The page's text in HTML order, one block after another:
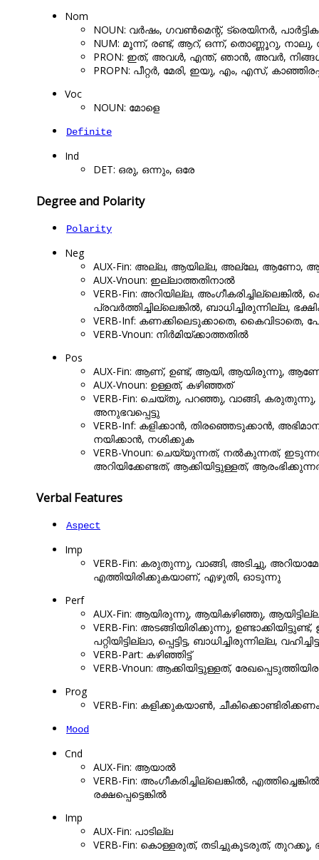
Nom
NOUN: വർഷം, ഗവൺമെന്റ്, ട്രെയിനർ,
NUM: മൂന്ന്, രണ്ട്, ആറ്, ഒന്ന്, തൊണ്ണൂറു,
PRON: ഇത്, അവൾ, എന്ത്, ഞാൻ, അവർ,
PROPN: പീറ്റർ, മേരി, ഇയു, എം, എസ്,
Voc
NOUN: മോളെ
Definite
Ind
DET: ഒരു, ഒന്നും, ഒരേ
Degree and Polarity
Polarity
Neg
AUX-Fin: അല്ല, ആയില്ല, അല്ലേ, ആണോ,
AUX-Vnoun: ഇല്ലാത്തതിനാൽ
VERB-Fin: അറിയില്ല,
പ്രവർത്തിച്ചില്ലെങ്കിൽ, ബാധിച്ചിരുന്നില്ല,
VERB-Inf: കണക്കിലെടുക്കാതെ, കൈവിടാതെ,
VERB-Vnoun: നിർമിയ്ക്കാത്തതിൽ
Pos
AUX-Fin: ആണ്, ഉണ്ട്, ആയി, ആയിരുന്നു,
AUX-Vnoun: ഉള്ളത്, കഴിഞ്ഞത്
VERB-Fin: ചെയ്തു, പറഞ്ഞു, വാങ്ങി, കരുതുന്നു,
അനുഭവപ്പെട്ടു
VERB-Inf: കളിക്കാൻ, തിരഞ്ഞെടുക്കാൻ,
നയിക്കാൻ, നശിക്കുക
VERB-Vnoun: ചെയ്യുന്നത്, നൽകുന്നത്,
അറിയിക്കേണ്ടത്, ആക്കിയിട്ടുള്ളത്,
Verbal Features
Aspect
Imp
VERB-Fin: കരുതുന്നു, വാങ്ങി, അടിച്ചു,
എത്തിയിരിക്കുകയാണ്, എഴുതി, ഓടുന്നു
Perf
AUX-Fin: ആയിരുന്നു, ആയികഴിഞ്ഞു,
VERB-Fin: അടങ്ങിയിരിക്കുന്നു,
പറ്റിയിട്ടില്ലാ, പ്പെട്ടിട്ട, ബാധിച്ചിരുന്നില്ല,
VERB-Part: കഴിഞ്ഞിട്ട്
VERB-Vnoun: ആക്കിയിട്ടുള്ളത്,
Prog
VERB-Fin: കളിക്കുകയാൺ,
Mood
Cnd
AUX-Fin: ആയാൽ
VERB-Fin: അംഗീകരിച്ചില്ലെങ്കിൽ,
രക്ഷപ്പെട്ടെങ്കിൽ
Imp
AUX-Fin: പാടില്ല
VERB-Fin: കൊള്ളരുത്, തടിച്ചുകൂടരുത്, തുറക്കൂ,